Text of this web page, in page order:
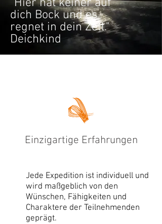
"Hier hat keiner auf
dich Bock und es
regnet in dein Zelt."
Deichkind
Einzigartige Erfahrungen
Jede Expedition ist individuell und
wird maßgeblich von den
Wünschen, Fähigkeiten und
Charaktere der Teilnehmenden
geprägt.